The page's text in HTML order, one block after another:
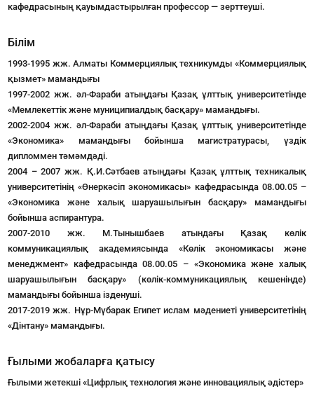
кафедрасының қауымдастырылған профессор — зерттеуші.
Білім
1993-1995 жж. Алматы Коммерциялық техникумды «Коммерциялық
қызмет» мамандығы
1997-2002 жж. әл-Фараби атыңдағы Қазақ ұлттық университетінде
«Мемлекеттік және муниципиалдық басқару» мамандығы.
2002-2004 жж. әл-Фараби атыңдағы Қазақ ұлттық университетінде
«Экономика» мамандығы бойынша магистратурасы, үздік
дипломмен тәмәмдәді.
2004 – 2007 жж. Қ.И.Сәтбаев атыңдағы Қазақ ұлттық техникалық
университетінің «Өнеркәсіп экономикасы» кафедрасында 08.00.05 –
«Экономика және халық шаруашылығын басқару» мамандығы
бойынша аспирантура.
2007-2010 жж. М.Тынышбаев атындағы Қазақ көлік
коммуникациялық академиясында «Көлік экономикасы және
менеджмент» кафедрасында 08.00.05 – «Экономика және халық
шаруашылығын басқару» (көлік-коммуникациялық кешенінде)
мамандығы бойынша ізденуші.
2017-2019 жж. Нұр-Мүбарак Египет ислам мәдениеті университетінің
«Дінтану» мамандығы.
Ғылыми жобаларға қатысу
Ғылыми жетекші «Цифрлық технология және инновациялық әдістер»